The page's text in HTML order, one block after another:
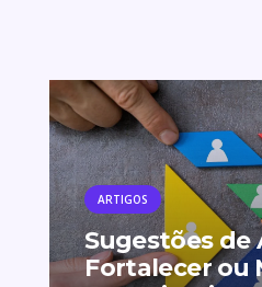
ARTIGOS
Sugestões de
Fortalecer ou